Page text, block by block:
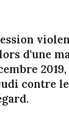
d'une
contre